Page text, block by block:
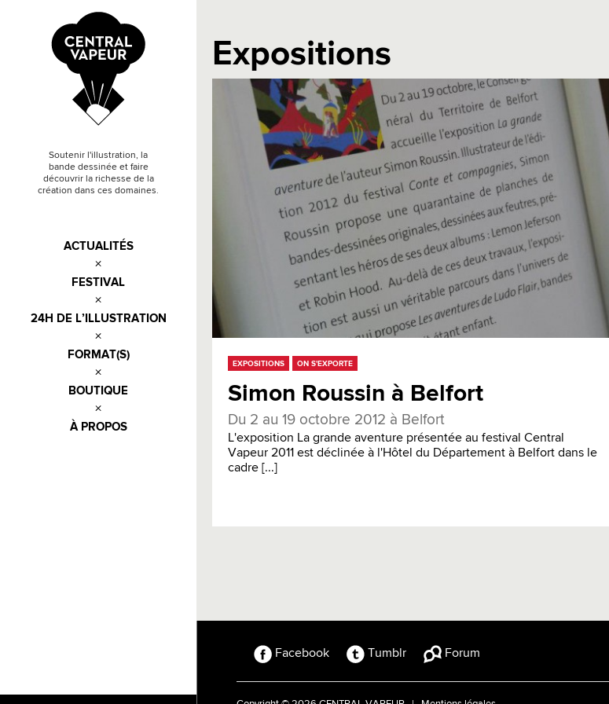
Soutenir l'illustration, la
bande dessinée et faire
découvrir la richesse de la
création dans ces domaines.
ACTUALITÉS
FESTIVAL
24H DE L’ILLUSTRATION
FORMAT(S)
BOUTIQUE
À PROPOS
Expositions
EXPOSITIONS ON S'EXPORTE
Simon Roussin à Belfort
Du 2 au 19 octobre 2012 à Belfort
L'exposition La grande aventure présentée au festival Central
Vapeur 2011 est déclinée à l'Hôtel du Département à Belfort dans le
cadre [...]
Facebook Tumblr Forum